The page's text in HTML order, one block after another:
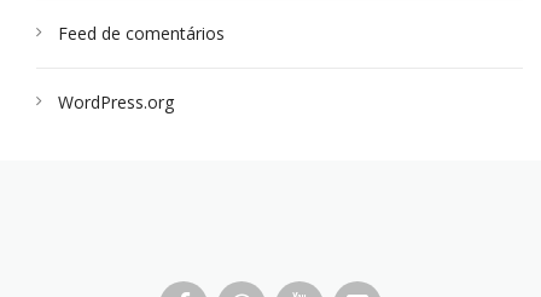
Feed de comentários
WordPress.org